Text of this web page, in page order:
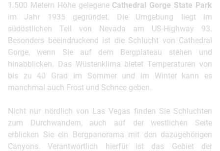
1.500 Metern Höhe gelegene Cathedral Gorge State Park
im Jahr 1935 gegründet. Die Umgebung liegt im
südöstlichen Teil von Nevada am US-Highway 93.
Besonders beeindruckend ist die Schlucht von Cathedral
Gorge, wenn Sie auf dem Bergplateau stehen und
hinabblicken. Das Wüstenklima bietet Temperaturen von
bis zu 40 Grad im Sommer und im Winter kann es
manchmal auch Frost und Schnee geben.
Nicht nur nördlich von Las Vegas finden Sie Schluchten
zum Durchwandern, auch auf der westlichen Seite
erblicken Sie ein Bergpanorama mit den dazugehörigen
Canyons. Verantwortlich hierfür ist das Gebiet der